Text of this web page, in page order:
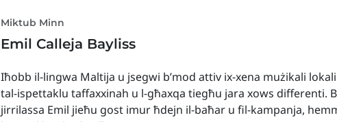
Miktub Minn
Emil Calleja Bayliss
Iħobb il-lingwa Maltija u jsegwi b’mod attiv ix-xena mużikali
tal-ispettaklu taffaxxinah u l-għaxqa tiegħu jara xows differenti.
jirrilassa Emil jieħu gost imur ħdejn il-baħar u fil-kampanja,